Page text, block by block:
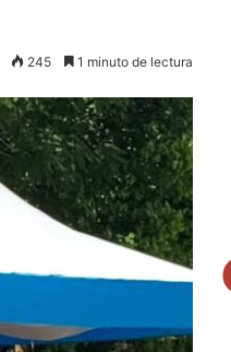
245 1 minuto de lectura